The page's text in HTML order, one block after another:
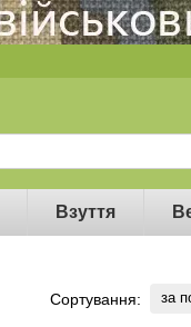
Взуття
Сортування: за